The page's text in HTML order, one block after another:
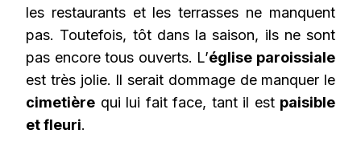
les restaurants et les terrasses ne manquent
pas. Toutefois, tôt dans la saison, ils ne sont
pas encore tous ouverts. L’église paroissiale
est très jolie. Il serait dommage de manquer le
cimetière qui lui fait face, tant il est paisible
et fleuri.